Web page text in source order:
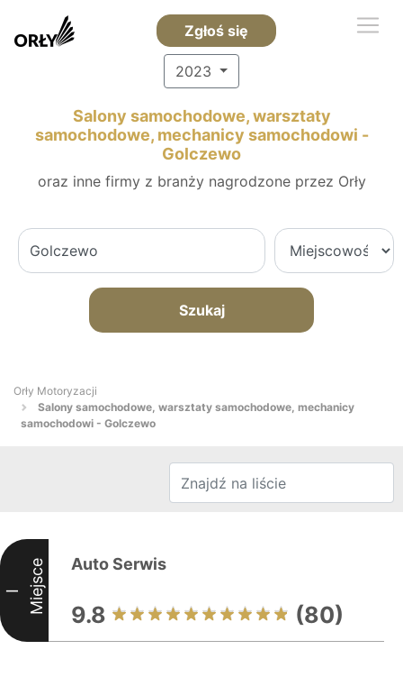
Zgłoś się
2023
Salony samochodowe, warsztaty
samochodowe, mechanicy samochodowi -
Golczewo
oraz inne firmy z branży nagrodzone przez Orły
Szukaj
Orły Motoryzacji
Salony samochodowe, warsztaty samochodowe, mechanicy
samochodowi - Golczewo
I Miejsce Auto Serwis
9.8 (80)